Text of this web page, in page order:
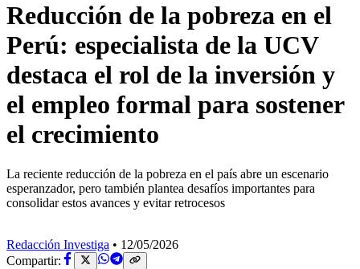
Reducción de la pobreza en el
Perú: especialista de la UCV
destaca el rol de la inversión y
el empleo formal para sostener
el crecimiento
La reciente reducción de la pobreza en el país abre un escenario
esperanzador, pero también plantea desafíos importantes para
consolidar estos avances y evitar retrocesos
Redacción Investiga • 12/05/2026
Compartir: